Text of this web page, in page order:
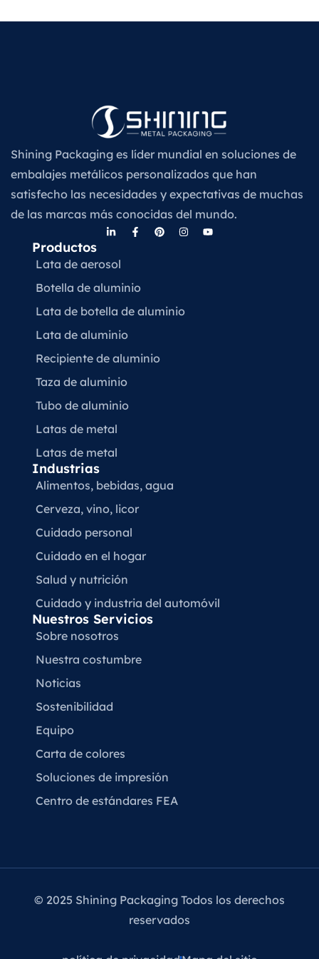
Shining Packaging es líder mundial en soluciones de
embalajes metálicos personalizados que han
satisfecho las necesidades y expectativas de muchas
de las marcas más conocidas del mundo.
Productos
Lata de aerosol
Botella de aluminio
Lata de botella de aluminio
Lata de aluminio
Recipiente de aluminio
Taza de aluminio
Tubo de aluminio
Latas de metal
Latas de metal
Industrias
Alimentos, bebidas, agua
Cerveza, vino, licor
Cuidado personal
Cuidado en el hogar
Salud y nutrición
Cuidado y industria del automóvil
Nuestros Servicios
Sobre nosotros
Nuestra costumbre
Noticias
Sostenibilidad
Equipo
Carta de colores
Soluciones de impresión
Centro de estándares FEA
© 2025 Shining Packaging Todos los derechos
reservados